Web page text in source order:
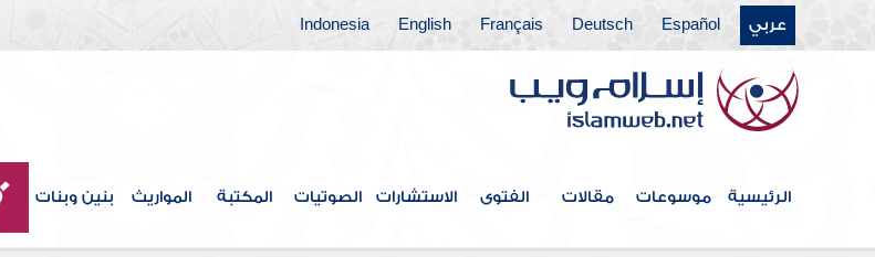
عربي Español
Deutsch
Français
English
Indonesia
الرئيسية موسوعات مقالات الفتوى الاستشارات الصوتيات المكتبة المواريث بنين وبنات
باب الدليل على وجوب النية له
باب التسمية للوضوء